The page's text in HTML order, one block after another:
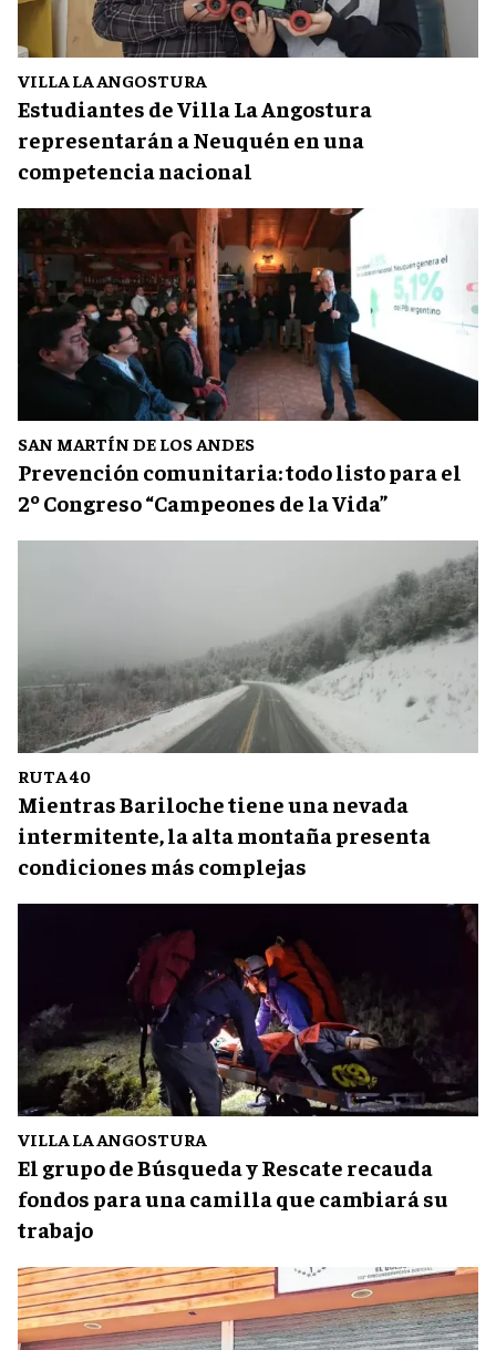
VILLA LA ANGOSTURA
Estudiantes de Villa La Angostura
representarán a Neuquén en una
competencia nacional
SAN MARTÍN DE LOS ANDES
Prevención comunitaria: todo listo para el
2º Congreso “Campeones de la Vida”
RUTA 40
Mientras Bariloche tiene una nevada
intermitente, la alta montaña presenta
condiciones más complejas
VILLA LA ANGOSTURA
El grupo de Búsqueda y Rescate recauda
fondos para una camilla que cambiará su
trabajo